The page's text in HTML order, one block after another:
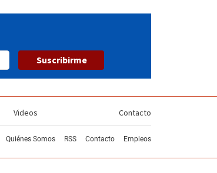
Suscribirme
Videos Contacto
Quiénes Somos RSS Contacto Empleos